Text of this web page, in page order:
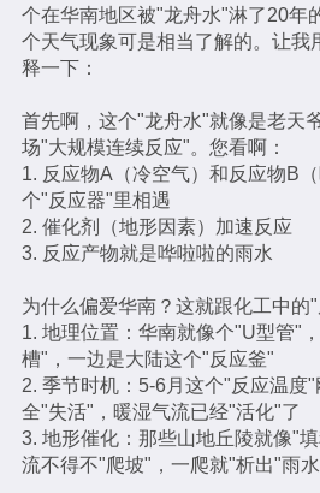
个在华南地区被"龙舟水"淋了20年
个天气现象可是相当了解的。让我
释一下：
首先啊，这个"龙舟水"就像是老天
场"大规模连续反应"。您看啊：
1. 反应物A（冷空气）和反应物B
个"反应器"里相遇
2. 催化剂（地形因素）加速反应
3. 反应产物就是哗啦啦的雨水
为什么偏爱华南？这就跟化工中的"
1. 地理位置：华南就像个"U型管"
槽"，一边是大陆这个"反应釜"
2. 季节时机：5-6月这个"反应温度
全"失活"，暖湿气流已经"活化"了
3. 地形催化：那些山地丘陵就像"
流不得不"爬坡"，一爬就"析出"雨水